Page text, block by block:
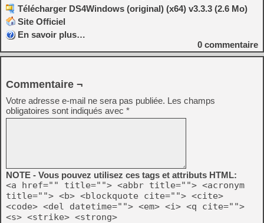
Télécharger DS4Windows (original) (x64) v3.3.3 (2.6 Mo)
Site Officiel
En savoir plus…
0 commentaire
Commentaire ¬
Votre adresse e-mail ne sera pas publiée. Les champs
obligatoires sont indiqués avec *
NOTE - Vous pouvez utilisez ces tags et attributs HTML:
<a href="" title=""> <abbr title=""> <acronym
title=""> <b> <blockquote cite=""> <cite>
<code> <del datetime=""> <em> <i> <q cite="">
<s> <strike> <strong>